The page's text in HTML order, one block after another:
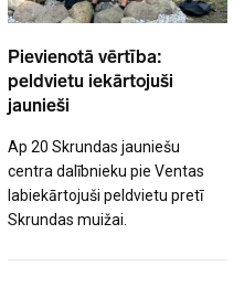
Pievienotā vērtība:
peldvietu iekārtojuši
jaunieši
Ap 20 Skrundas jauniešu
centra dalībnieku pie Ventas
labiekārtojuši peldvietu pretī
Skrundas muižai.